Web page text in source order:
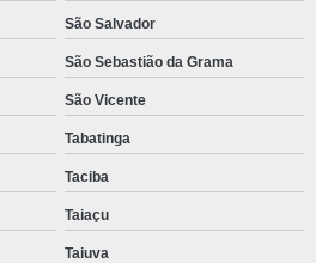
São Salvador
São Sebastião da Grama
São Vicente
Tabatinga
Taciba
Taiaçu
Taiuva